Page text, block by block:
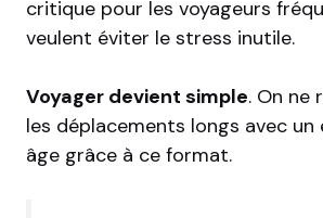
critique pour les voyageurs
veulent éviter le stress inutile.
Voyager devient simple. On ne
les déplacements longs avec un
âge grâce à ce format.